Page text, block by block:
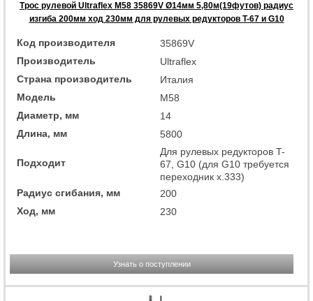
Трос рулевой Ultraflex M58 35869V Ø14мм 5,80м(19футов) радиус
изгиба 200мм ход 230мм для рулевых редукторов T-67 и G10
Код производителя
35869V
Производитель
Ultraflex
Страна производитель
Италия
Модель
M58
Диаметр, мм
14
Длина, мм
5800
Подходит
Для рулевых редукторов T-
67, G10 (для G10 требуется
переходник x.333)
Радиус сгибания, мм
200
Ход, мм
230
Узнать о поступлении